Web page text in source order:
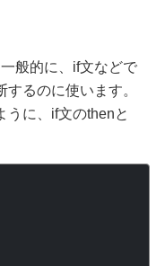
般的に、if文などで
るのに使います。
うに、if文のthenと